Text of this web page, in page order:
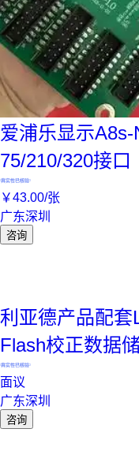
爱浦乐显示
75/210/320接口
真实性已核验
￥43.00/张
广东深圳
咨询
利亚德产品配套
Flash校正数据
真实性已核验
面议
广东深圳
咨询